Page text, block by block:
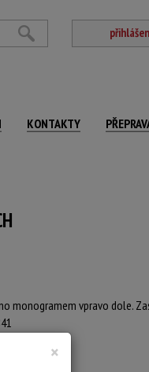
KONTAKTY
monogramem vpravo dole.
×